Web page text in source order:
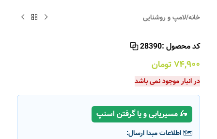
خانه/لامپ و روشنایی
کد محصول :28390
۷۴,۹۰۰تومان
در انبار موجود نمی باشد
🛵 مسیریابی و یا گرفتن اسنپ
🗺️ اطلاعات مبدا ارسال: